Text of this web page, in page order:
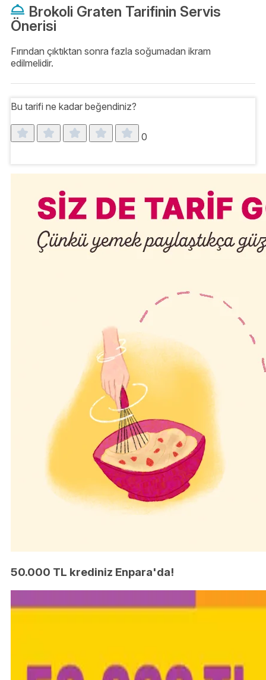
Brokoli Graten Tarifinin Servis
Önerisi
Fırından çıktıktan sonra fazla soğumadan ikram
edilmelidir.
Bu tarifi ne kadar beğendiniz?
0
50.000 TL krediniz Enpara'da!